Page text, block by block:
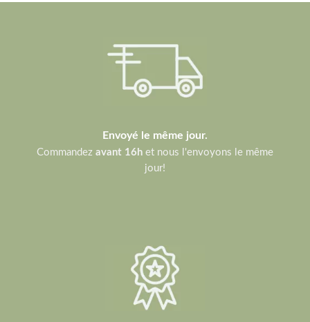
Envoyé le même jour.
Commandez avant 16h et nous l'envoyons le même
jour!